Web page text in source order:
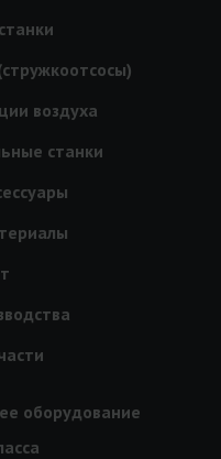
воздуха
станки
оборудование